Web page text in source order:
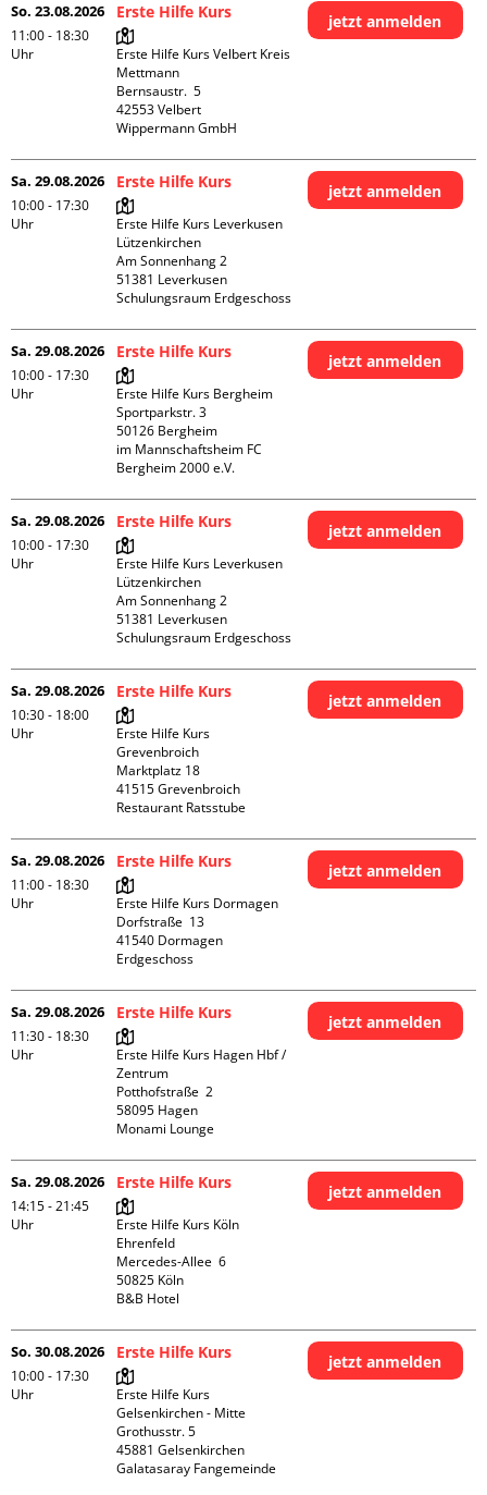
So. 23.08.2026
11:00 - 18:30
Uhr
Erste Hilfe Kurs
Erste Hilfe Kurs Velbert Kreis
Mettmann
Bernsaustr.  5
42553 Velbert
Wippermann GmbH
jetzt anmelden
Sa. 29.08.2026
10:00 - 17:30
Uhr
Erste Hilfe Kurs
Erste Hilfe Kurs Leverkusen
Lützenkirchen
Am Sonnenhang 2
51381 Leverkusen
Schulungsraum Erdgeschoss
jetzt anmelden
Sa. 29.08.2026
10:00 - 17:30
Uhr
Erste Hilfe Kurs
Erste Hilfe Kurs Bergheim
Sportparkstr. 3
50126 Bergheim
im Mannschaftsheim FC
Bergheim 2000 e.V.
jetzt anmelden
Sa. 29.08.2026
10:00 - 17:30
Uhr
Erste Hilfe Kurs
Erste Hilfe Kurs Leverkusen
Lützenkirchen
Am Sonnenhang 2
51381 Leverkusen
Schulungsraum Erdgeschoss
jetzt anmelden
Sa. 29.08.2026
10:30 - 18:00
Uhr
Erste Hilfe Kurs
Erste Hilfe Kurs
Grevenbroich
Marktplatz 18
41515 Grevenbroich
Restaurant Ratsstube
jetzt anmelden
Sa. 29.08.2026
11:00 - 18:30
Uhr
Erste Hilfe Kurs
Erste Hilfe Kurs Dormagen
Dorfstraße  13
41540 Dormagen
Erdgeschoss
jetzt anmelden
Sa. 29.08.2026
11:30 - 18:30
Uhr
Erste Hilfe Kurs
Erste Hilfe Kurs Hagen Hbf /
Zentrum
Potthofstraße  2
58095 Hagen
Monami Lounge
jetzt anmelden
Sa. 29.08.2026
14:15 - 21:45
Uhr
Erste Hilfe Kurs
Erste Hilfe Kurs Köln
Ehrenfeld
Mercedes-Allee  6
50825 Köln
B&B Hotel
jetzt anmelden
So. 30.08.2026
10:00 - 17:30
Uhr
Erste Hilfe Kurs
Erste Hilfe Kurs
Gelsenkirchen - Mitte
Grothusstr. 5
45881 Gelsenkirchen
Galatasaray Fangemeinde
jetzt anmelden